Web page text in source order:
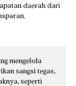
daerah dari
mengelola
sangsi tegas,
seperti